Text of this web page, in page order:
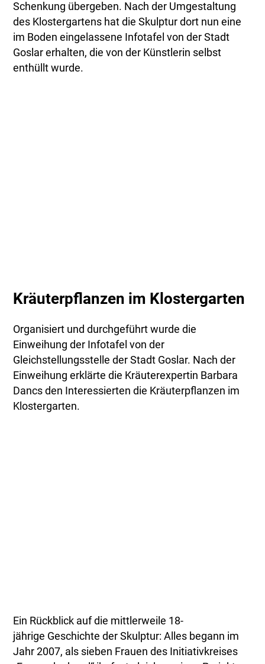
Schenkung übergeben. Nach der Umgestaltung
des Klostergartens hat die Skulptur dort nun eine
im Boden eingelassene Infotafel von der Stadt
Goslar erhalten, die von der Künstlerin selbst
enthüllt wurde.
Kräuterpflanzen im Klostergarten
Organisiert und durchgeführt wurde die
Einweihung der Infotafel von der
Gleichstellungsstelle der Stadt Goslar. Nach der
Einweihung erklärte die Kräuterexpertin Barbara
Dancs den Interessierten die Kräuterpflanzen im
Klostergarten.
Ein Rückblick auf die mittlerweile 18-
jährige Geschichte der Skulptur: Alles begann im
Jahr 2007, als sieben Frauen des Initiativkreises